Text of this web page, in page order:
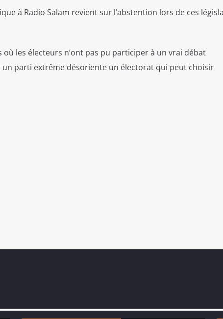
à Radio Salam revient sur l’abstention lors de ces
où les électeurs n’ont pas pu participer à un vrai débat
un parti extrême désoriente un électorat qui peut choisir